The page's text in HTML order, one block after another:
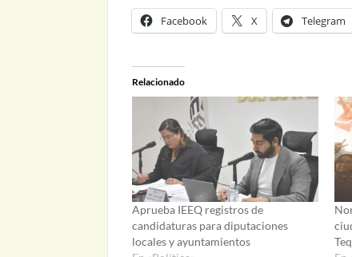
Facebook X Telegram
Relacionado
Aprueba IEEQ registros de
candidaturas para diputaciones
locales y ayuntamientos